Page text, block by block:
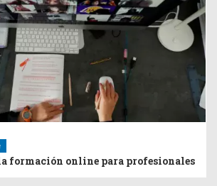
formación online para profesionales